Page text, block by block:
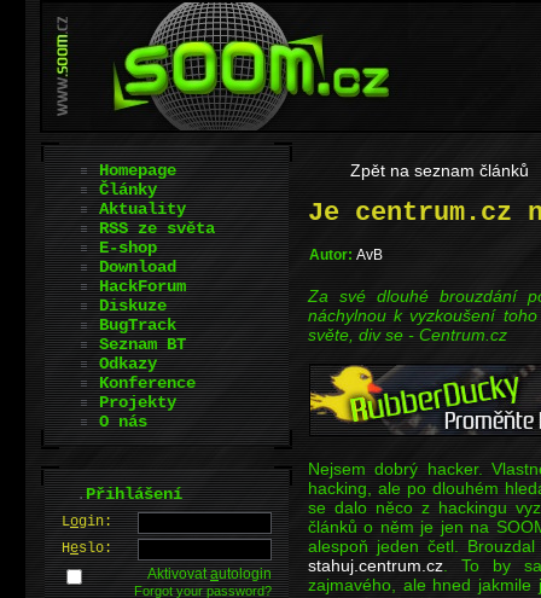
Zpět na seznam článků
Je centrum.cz
Autor: AvB
Za své dlouhé brouzdání
náchylnou k vyzkoušení
světe, div se - Centrum.cz
Nejsem dobrý hacker.
hacking, ale po dlouhém
se dalo něco z hackingu
článků o něm je jen na
alespoň jeden četl.
stahuj.centrum.cz. To by
zajmavého, ale hned
Homepage
Články
Aktuality
RSS ze světa
E-shop
Download
HackForum
Diskuze
BugTrack
Seznam BT
Odkazy
Konference
Projekty
O nás
.Přihlášení
Login:
Heslo:
Aktivovatautologin
Forgot your password?